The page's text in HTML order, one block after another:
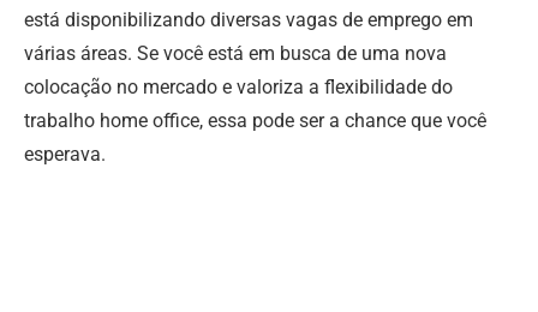
está disponibilizando diversas vagas de emprego em
várias áreas. Se você está em busca de uma nova
colocação no mercado e valoriza a flexibilidade do
trabalho home office, essa pode ser a chance que você
esperava.